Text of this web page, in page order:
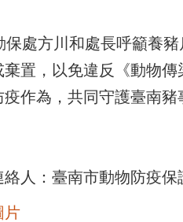
方川和處長呼籲養豬
棄置，以免違反《動物
作為，共同守護臺南豬
絡人：臺南市動物防疫
片